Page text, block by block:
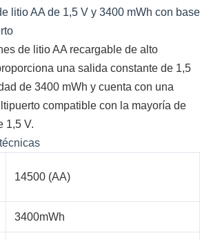
litio AA de 1,5 V y 3400 mWh con base
de litio AA recargable de alto
una salida constante de 1,5
de 3400 mWh y cuenta con una
compatible con la mayoría de
1,5 V.
14500 (AA)
3400mWh